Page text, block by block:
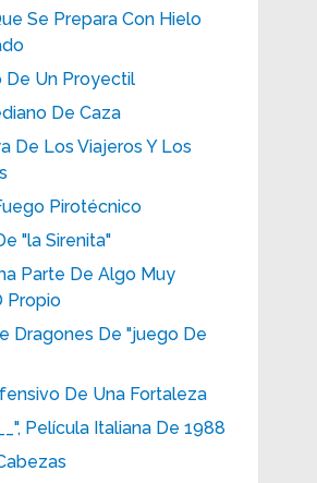
Se Prepara Con Hielo
De Un Proyectil
De Caza
De Los Viajeros Y Los
Pirotécnico
"la Sirenita"
Parte De Algo Muy
Propio
Dragones De "juego De
De Una Fortaleza
Película Italiana De 1988